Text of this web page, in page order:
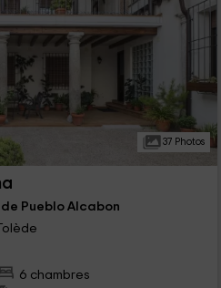
37 Photos
de Pueblo Alcabon
6 chambres